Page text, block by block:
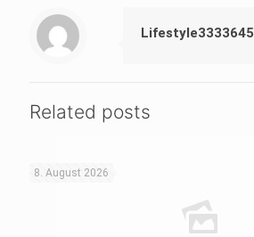
Lifestyle3333645
Related posts
8. August 2026